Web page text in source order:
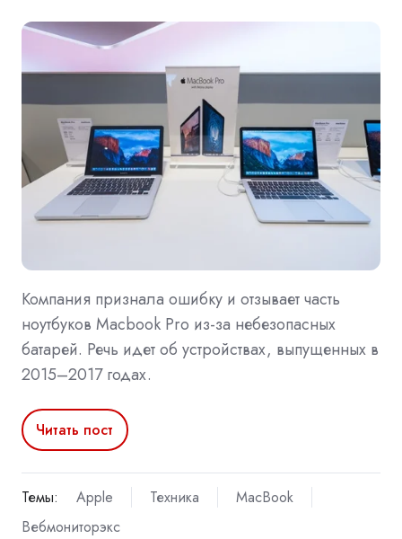
Компания признала ошибку и отзывает часть
ноутбуков Macbook Pro из-за небезопасных
батарей. Речь идет об устройствах, выпущенных в
2015–2017 годах.
Читать пост
Темы: Apple Техника
MacBook
Вебмониторэкс